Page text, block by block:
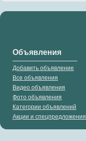
Объявления
Добавить объявление
Все объявления
Видео объявления
Фото объявления
Категории объявлений
Акции и спецпредложения